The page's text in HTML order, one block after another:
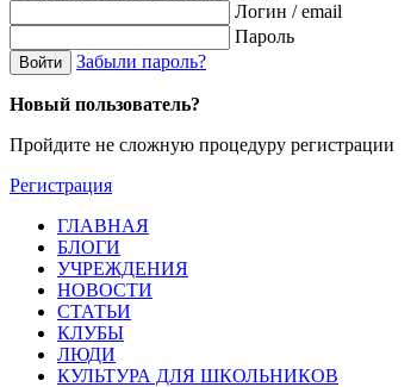
Логин / email
Пароль
Войти Забыли пароль?
Новый пользователь?
Пройдите не сложную процедуру регистрации
Регистрация
ГЛАВНАЯ
БЛОГИ
УЧРЕЖДЕНИЯ
НОВОСТИ
СТАТЬИ
КЛУБЫ
ЛЮДИ
КУЛЬТУРА ДЛЯ ШКОЛЬНИКОВ